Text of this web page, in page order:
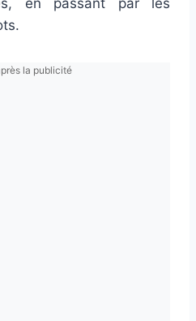
en passant par les
la publicité